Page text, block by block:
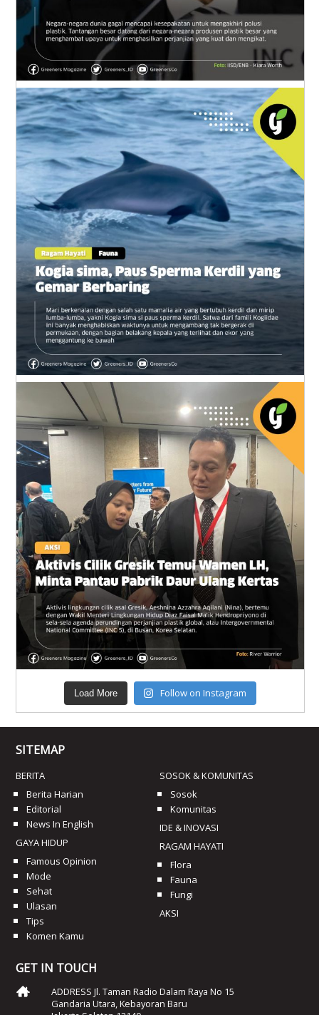
Load More Follow on Instagram
SITEMAP
BERITA
Berita Harian
Editorial
News In English
GAYA HIDUP
Famous Opinion
Mode
Sehat
Ulasan
Tips
Komen Kamu
SOSOK & KOMUNITAS
Sosok
Komunitas
IDE & INOVASI
RAGAM HAYATI
Flora
Fauna
Fungi
AKSI
GET IN TOUCH
ADDRESS Jl. Taman Radio Dalam Raya No 15
Gandaria Utara, Kebayoran Baru